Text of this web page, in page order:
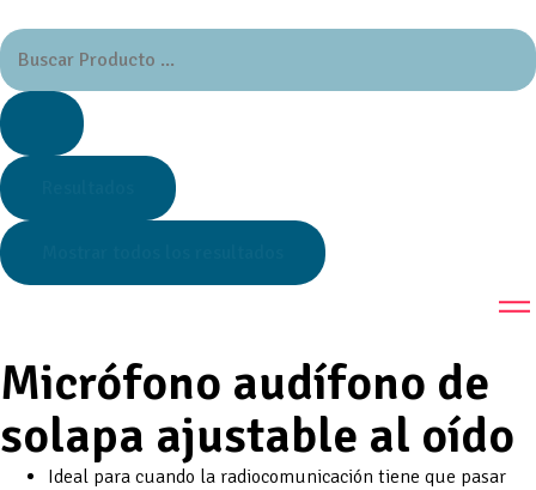
Micrófono audífono de
solapa ajustable al oído
Ideal para cuando la radiocomunicación tiene que pasar